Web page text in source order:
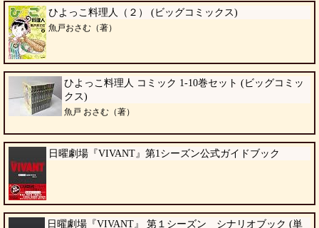
ひよっこ料理人（２） (ビッグコミックス)
魚戸おさむ（著）
ひよっこ料理人 コミック 1-10巻セット (ビッグコミッ
クス)
魚戸 おさむ（著）
日曜劇場『VIVANT』第1シーズン公式ガイドブック
日曜劇場『VIVANT』 第１シーズン シナリオブック (単